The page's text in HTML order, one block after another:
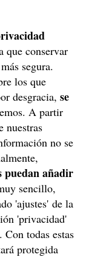
que conservar
segura.
los que
desgracia, se
A partir
nuestras
no se
puedan añadir
sencillo,
'ajustes' de la
'privacidad'
todas estas
protegida